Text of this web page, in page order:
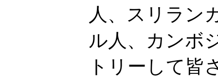
人、スリラン
ル人、カンボ
トリーして皆